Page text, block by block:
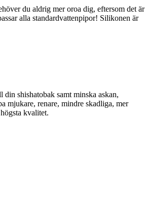
du aldrig mer oroa dig, eftersom det är
alla standardvattenpipor! Silikonen är
shishatobak samt minska askan,
mjukare, renare, mindre skadliga, mer
kvalitet.